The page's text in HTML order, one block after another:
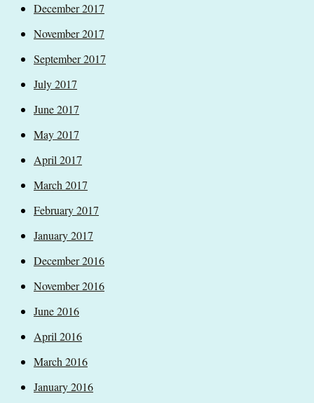
December 2017
November 2017
September 2017
July 2017
June 2017
May 2017
April 2017
March 2017
February 2017
January 2017
December 2016
November 2016
June 2016
April 2016
March 2016
January 2016